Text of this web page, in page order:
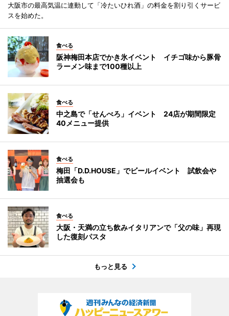
大阪市の最高気温に連動して「冷たいひれ酒」の料金を割り引くサービ
スを始めた。
食べる
阪神梅田本店でかき氷イベント イチゴ味から豚骨
ラーメン味まで100種以上
食べる
中之島で「せんべろ」イベント 24店が期間限定
40メニュー提供
食べる
梅田「D.D.HOUSE」でビールイベント 試飲会や
抽選会も
食べる
大阪・天満の立ち飲みイタリアンで「父の味」再現
した復刻パスタ
もっと見る